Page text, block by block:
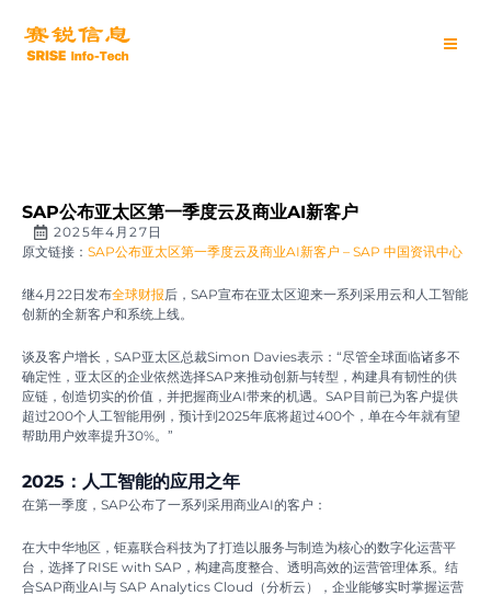
SAP公布亚太区第一季度云及商业AI新客户
2025年4月27日
原文链接： SAP公布亚太区第一季度云及商业AI新客户 – SAP 中国资讯中心
继4月22日发布全球财报后，SAP宣布在亚太区迎来一系列采用云和人工智能
创新的全新客户和系统上线。
谈及客户增长，SAP亚太区总裁Simon Davies表示：“尽管全球面临诸多不
确定性，亚太区的企业依然选择SAP来推动创新与转型，构建具有韧性的供
应链，创造切实的价值，并把握商业AI带来的机遇。SAP目前已为客户提供
超过200个人工智能用例，预计到2025年底将超过400个，单在今年就有望
帮助用户效率提升30%。”
2025 ：人工智能的应用之年
在第一季度，SAP公布了一系列采用商业AI的客户：
在大中华地区，钜嘉联合科技为了打造以服务与制造为核心的数字化运营平
台，选择了RISE with SAP，构建高度整合、透明高效的运营管理体系。结
合SAP商业AI与 SAP Analytics Cloud（分析云），企业能够实时掌握运营